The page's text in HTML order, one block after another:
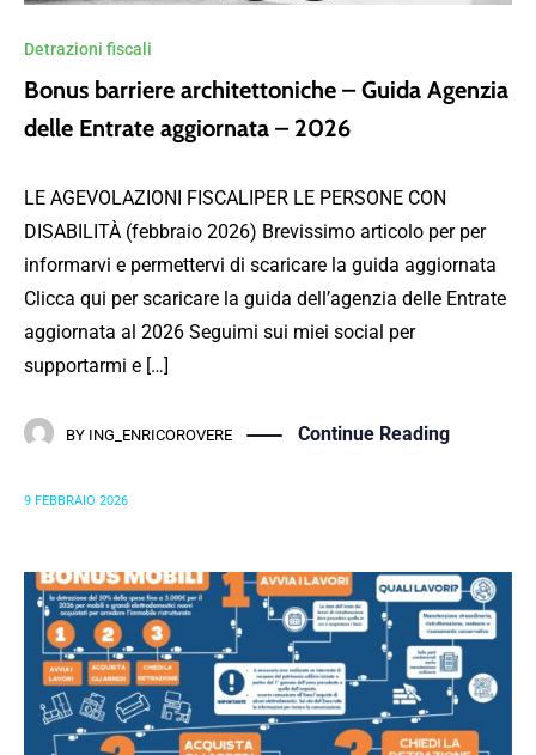
Detrazioni fiscali
Bonus barriere architettoniche – Guida Agenzia
delle Entrate aggiornata – 2026
LE AGEVOLAZIONI FISCALIPER LE PERSONE CON
DISABILITÀ (febbraio 2026) Brevissimo articolo per per
informarvi e permettervi di scaricare la guida aggiornata
Clicca qui per scaricare la guida dell’agenzia delle Entrate
aggiornata al 2026 Seguimi sui miei social per
supportarmi e […]
BY ING_ENRICOROVERE Continue Reading
9 FEBBRAIO 2026